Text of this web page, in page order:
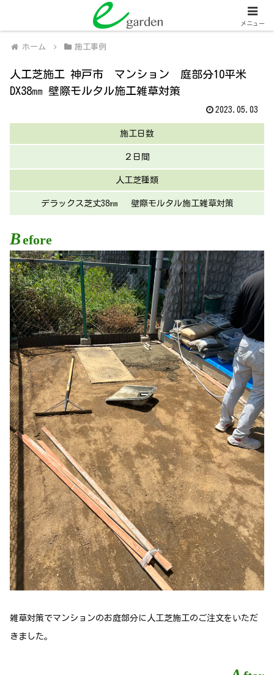
人工芝販売・施工、外壁塗装・施工
ホーム 施工事例
人工芝施工 神戸市 マンション 庭部分10平米
DX38㎜ 壁際モルタル施工雑草対策
2023.05.03
施工日数
２日間
人工芝種類
デラックス芝丈38㎜ 壁際モルタル施工雑草対策
Before
雑草対策でマンションのお庭部分に人工芝施工のご注文をいただ
きました。
メニュー